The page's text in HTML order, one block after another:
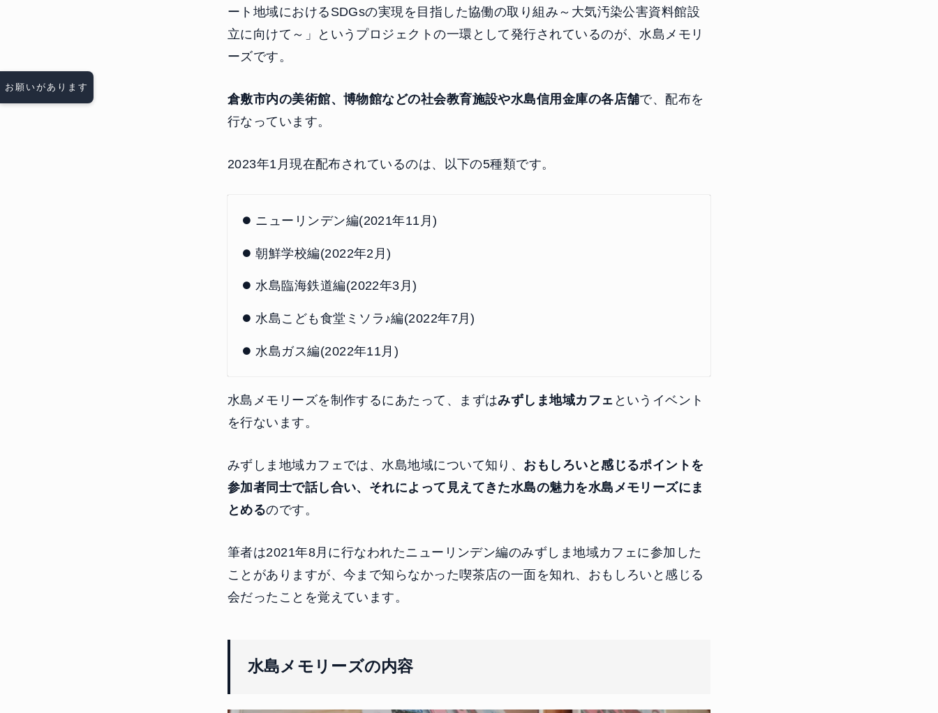
ート地域におけるSDGsの実現を目指した協働の取り組み～大気汚染公害資料館設
立に向けて～」というプロジェクトの一環として発行されているのが、水島メモリ
ーズです。
倉敷市内の美術館、博物館などの社会教育施設や水島信用金庫の各店舗で、配布を
行なっています。
2023年1月現在配布されているのは、以下の5種類です。
ニューリンデン編(2021年11月)
朝鮮学校編(2022年2月)
水島臨海鉄道編(2022年3月)
水島こども食堂ミソラ♪編(2022年7月)
水島ガス編(2022年11月)
水島メモリーズを制作するにあたって、まずはみずしま地域カフェ というイベント
を行ないます。
みずしま地域カフェでは、水島地域について知り、 おもしろいと感じるポイントを
参加者同士で話し合い、それによって見えてきた水島の魅力を水島メモリーズにま
とめるのです。
筆者は2021年8月に行なわれたニューリンデン編のみずしま地域カフェに参加した
ことがありますが、今まで知らなかった喫茶店の一面を知れ、おもしろいと感じる
会だったことを覚えています。
水島メモリーズの内容
お願いがあります